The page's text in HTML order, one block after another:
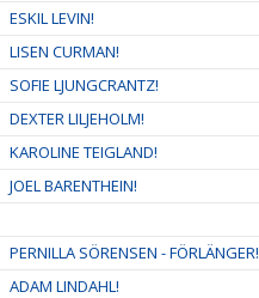
ESKIL LEVIN!
LISEN CURMAN!
SOFIE LJUNGCRANTZ!
DEXTER LILJEHOLM!
KAROLINE TEIGLAND!
JOEL BARENTHEIN!
PERNILLA SÖRENSEN - FÖRLÄNGER!
ADAM LINDAHL!